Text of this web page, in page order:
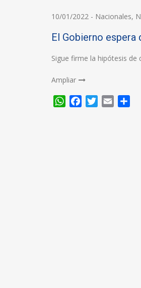
10/01/2022 - Nacionales,
El Gobierno espera
Sigue firme la hipótesis
Ampliar
WhatsApp
FacebookTwitter
Email